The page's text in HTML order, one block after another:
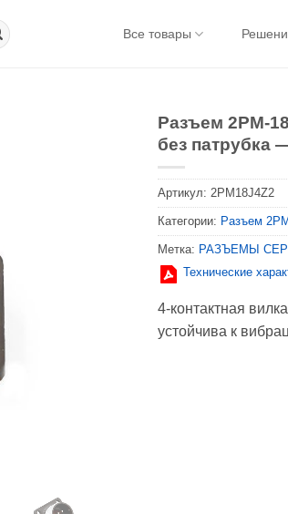
Все товары
Разъем 2PM-
без
Артикул: 2PM18J4Z2
Категории: Разъем
Метка: РАЗЪЕМЫ
Технические
4-контактная
устойчива к